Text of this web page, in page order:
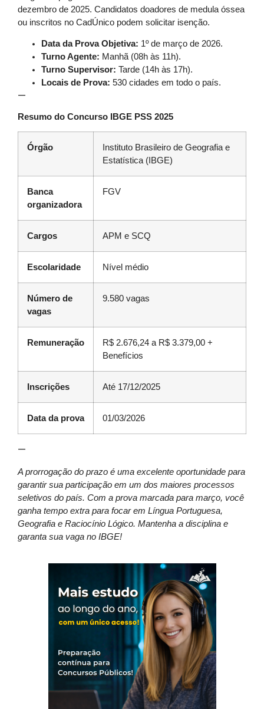
dezembro de 2025. Candidatos doadores de medula óssea
ou inscritos no CadÚnico podem solicitar isenção.
Data da Prova Objetiva: 1º de março de 2026.
Turno Agente: Manhã (08h às 11h).
Turno Supervisor: Tarde (14h às 17h).
Locais de Prova: 530 cidades em todo o país.
—
Resumo do Concurso IBGE PSS 2025
Órgão
Instituto Brasileiro de Geografia e
Estatística (IBGE)
Banca
organizadora
FGV
Cargos APM e SCQ
Escolaridade Nível médio
Número de
vagas
9.580 vagas
Remuneração
R$ 2.676,24 a R$ 3.379,00 +
Benefícios
Inscrições Até 17/12/2025
Data da prova 01/03/2026
—
A prorrogação do prazo é uma excelente oportunidade para
garantir sua participação em um dos maiores processos
seletivos do país. Com a prova marcada para março, você
ganha tempo extra para focar em Língua Portuguesa,
Geografia e Raciocínio Lógico. Mantenha a disciplina e
garanta sua vaga no IBGE!